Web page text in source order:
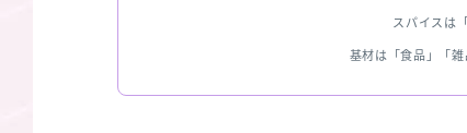
スパイスは
基材は「食品」「